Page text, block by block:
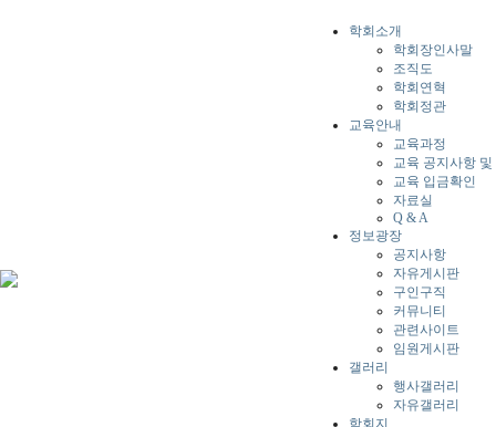
학회소개
학회장인사말
조직도
학회연혁
학회정관
교육안내
교육과정
교육 공지사항
교육 입금확인
자료실
Q & A
정보광장
공지사항
자유게시판
구인구직
커뮤니티
관련사이트
임원게시판
갤러리
행사갤러리
자유갤러리
학회지